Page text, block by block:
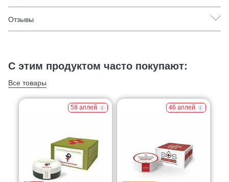
Отзывы
С этим продуктом часто покупают:
Все товары
58 аплей 46 аплей